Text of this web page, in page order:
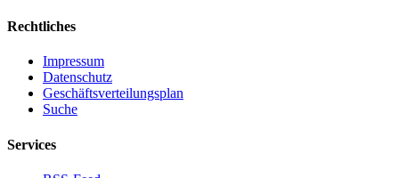
Rechtliches
Impressum
Datenschutz
Geschäftsverteilungsplan
Suche
Services